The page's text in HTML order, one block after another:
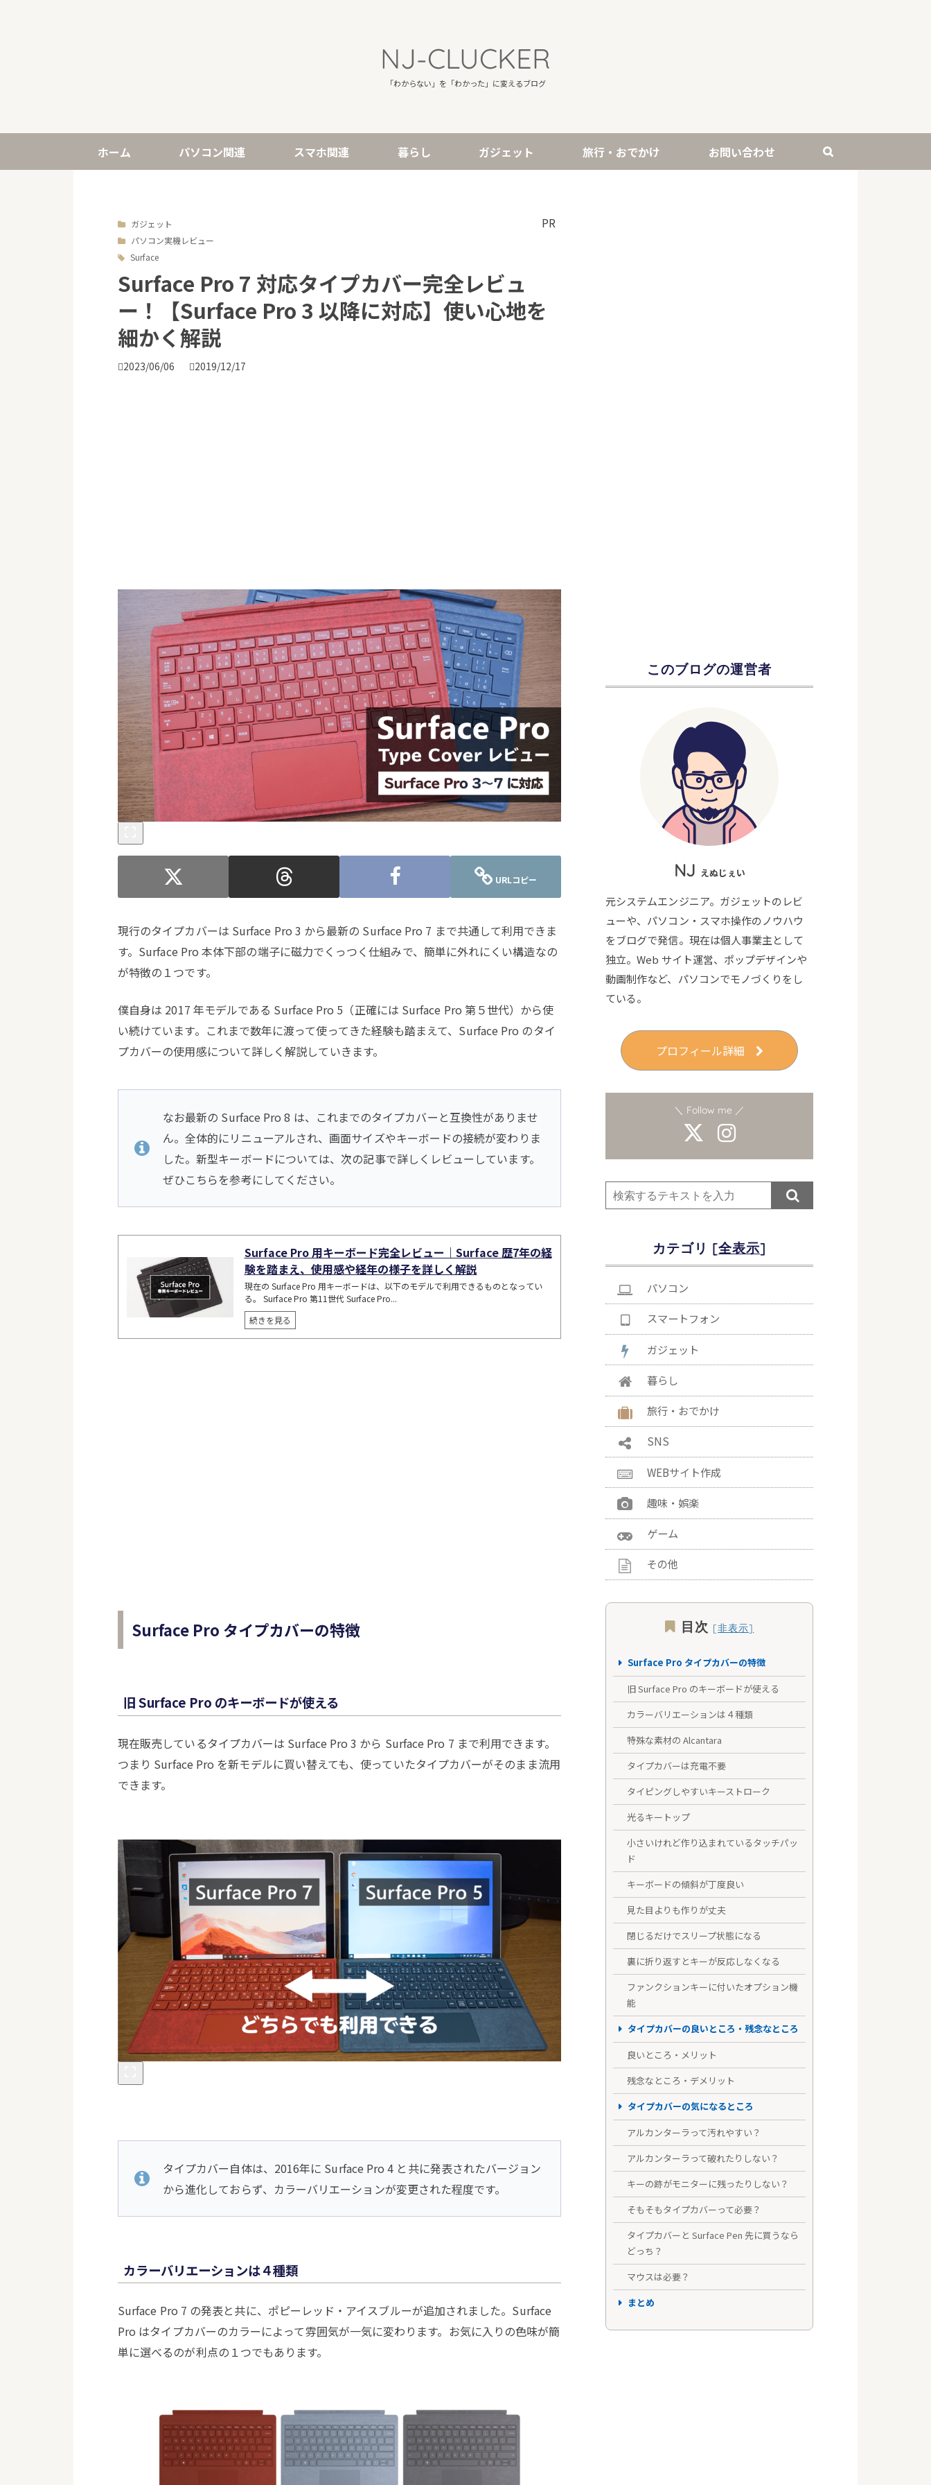
NJ-CLUCKER
「わからない」を「わかった」に変えるブログ
ホーム パソコン関連 スマホ関連 暮らし ガジェット 旅行・おでかけ お問い合わせ 
ガジェット
パソコン実機レビュー
Surface
Surface Pro 7 対応タイプカバー完全レビュ
ー！【Surface Pro 3 以降に対応】使い心地を
細かく解説
2023/06/06 2019/12/17
URLコピー
現行のタイプカバーは Surface Pro 3 から最新の Surface Pro 7 まで共通して利用できま
す。Surface Pro 本体下部の端子に磁力でくっつく仕組みで、簡単に外れにくい構造なの
が特徴の１つです。
僕自身は 2017 年モデルである Surface Pro 5（正確には Surface Pro 第５世代）から使
い続けています。これまで数年に渡って使ってきた経験も踏まえて、Surface Pro のタイ
プカバーの使用感について詳しく解説していきます。
なお最新の Surface Pro 8 は、これまでのタイプカバーと互換性がありませ
ん。全体的にリニューアルされ、画面サイズやキーボードの接続が変わりま
した。新型キーボードについては、次の記事で詳しくレビューしています。
ぜひこちらを参考にしてください。
Surface Pro 用キーボード完全レビュー｜Surface 歴7年の経
験を踏まえ、使用感や経年の様子を詳しく解説
現在の Surface Pro 用キーボードは、以下のモデルで利用できるものとなってい
る。 Surface Pro 第11世代 Surface Pro...
続きを見る
Surface Pro タイプカバーの特徴
旧 Surface Pro のキーボードが使える
現在販売しているタイプカバーは Surface Pro 3 から Surface Pro 7 まで利用できます。
つまり Surface Pro を新モデルに買い替えても、使っていたタイプカバーがそのまま流用
できます。
タイプカバー自体は、2016年に Surface Pro 4 と共に発表されたバージョン
から進化しておらず、カラーバリエーションが変更された程度です。
カラーバリエーションは４種類
Surface Pro 7 の発表と共に、ポピーレッド・アイスブルーが追加されました。Surface
Pro はタイプカバーのカラーによって雰囲気が一気に変わります。お気に入りの色味が簡
単に選べるのが利点の１つでもあります。
このブログの運営者
NJ えぬじぇい
元システムエンジニア。ガジェットのレビ
ューや、パソコン・スマホ操作のノウハウ
をブログで発信。現在は個人事業主として
独立。Web サイト運営、ポップデザインや
動画制作など、パソコンでモノづくりをし
ている。
プロフィール詳細
＼ Follow me ／

カテゴリ [ ]
パソコン
スマートフォン
ガジェット
暮らし
旅行・おでかけ
SNS
WEBサイト作成
趣味・娯楽
ゲーム
その他
目次
Surface Pro タイプカバーの特徴
旧 Surface Pro のキーボードが使える
カラーバリエーションは４種類
特殊な素材の Alcantara
タイプカバーは充電不要
タイピングしやすいキーストローク
光るキートップ
小さいけれど作り込まれているタッチパッ
ド
キーボードの傾斜が丁度良い
見た目よりも作りが丈夫
閉じるだけでスリープ状態になる
裏に折り返すとキーが反応しなくなる
ファンクションキーに付いたオプション機
能
タイプカバーの良いところ・残念なところ
良いところ・メリット
残念なところ・デメリット
タイプカバーの気になるところ
アルカンターラって汚れやすい？
アルカンターラって破れたりしない？
キーの跡がモニターに残ったりしない？
そもそもタイプカバーって必要？
タイプカバーと Surface Pen 先に買うなら
どっち？
マウスは必要？
まとめ